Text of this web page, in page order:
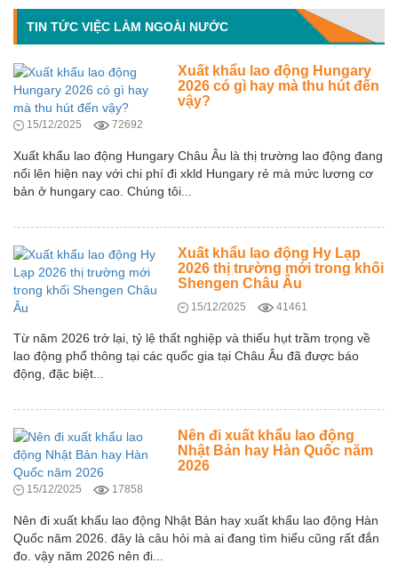
TIN TỨC VIỆC LÀM NGOÀI NƯỚC
Xuất khẩu lao động Hungary
2026 có gì hay mà thu hút đến
vậy?
15/12/2025 72692
Xuất khẩu lao động Hungary Châu Âu là thị trường lao động đang
nổi lên hiện nay với chi phí đi xkld Hungary rẻ mà mức lương cơ
bản ở hungary cao. Chúng tôi...
Xuất khẩu lao động Hy Lạp
2026 thị trường mới trong khối
Shengen Châu Âu
15/12/2025 41461
Từ năm 2026 trở lại, tỷ lệ thất nghiệp và thiếu hụt trầm trọng về
lao động phổ thông tại các quốc gia tại Châu Âu đã được báo
động, đặc biệt...
Nên đi xuất khẩu lao động
Nhật Bản hay Hàn Quốc năm
2026
15/12/2025 17858
Nên đi xuất khẩu lao động Nhật Bản hay xuất khẩu lao động Hàn
Quốc năm 2026. đây là câu hỏi mà ai đang tìm hiểu cũng rất đắn
đo. vậy năm 2026 nên đi...